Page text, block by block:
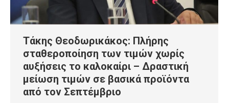
Τάκης Θεοδωρικάκος: Πλήρης
σταθεροποίηση των τιμών χωρίς
αυξήσεις το καλοκαίρι – Δραστική
μείωση τιμών σε βασικά προϊόντα
από τον Σεπτέμβριο